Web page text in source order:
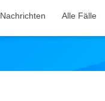
Nachrichten Alle Fälle